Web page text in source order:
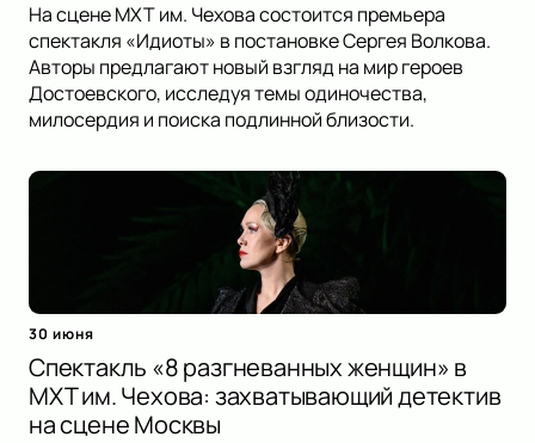
На сцене МХТ им. Чехова состоится премьера
спектакля «Идиоты» в постановке Сергея Волкова.
Авторы предлагают новый взгляд на мир героев
Достоевского, исследуя темы одиночества,
милосердия и поиска подлинной близости.
30 июня
Спектакль «8 разгневанных женщин» в
МХТ им. Чехова: захватывающий детектив
на сцене Москвы